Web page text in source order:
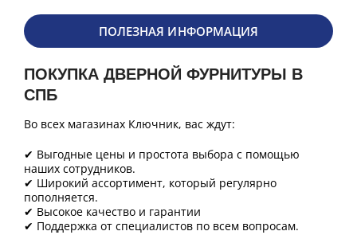
ПОЛЕЗНАЯ ИНФОРМАЦИЯ
ПОКУПКА ДВЕРНОЙ ФУРНИТУРЫ В
СПБ
Во всех магазинах Ключник, вас ждут:
✔ Выгодные цены и простота выбора с помощью
наших сотрудников.
✔ Широкий ассортимент, который регулярно
пополняется.
✔ Высокое качество и гарантии
✔ Поддержка от специалистов по всем вопросам.